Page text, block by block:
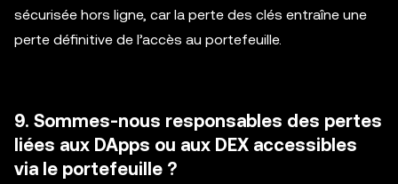
sécurisée hors ligne, car la perte des clés entraîne une
perte définitive de l’accès au portefeuille.
9. Sommes-nous responsables des pertes
liées aux DApps ou aux DEX accessibles
via le portefeuille ?